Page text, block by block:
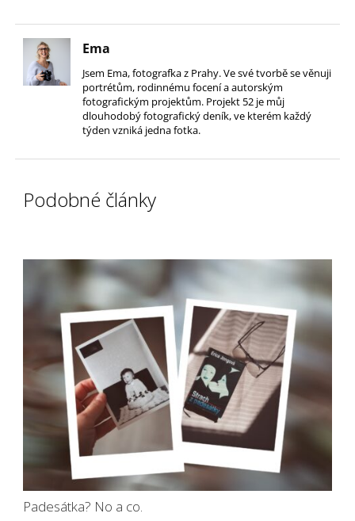
Ema
Jsem Ema, fotografka z Prahy. Ve své tvorbě se věnuji
portrétům, rodinnému focení a autorským
fotografickým projektům. Projekt 52 je můj
dlouhodobý fotografický deník, ve kterém každý
týden vzniká jedna fotka.
Podobné články
Padesátka? No a co.